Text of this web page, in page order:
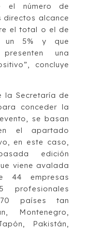
el número de
directos alcance
el total o el de
un 5% y que
una
concluye
la Secretaría de
conceder la
se basan
el apartado
en este caso,
edición
viene avalada
44 empresas
profesionales
70 países tan
Montenegro,
Pakistán,